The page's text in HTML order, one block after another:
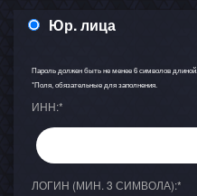
Юр. лица
Пароль должен быть не менее 6 символов длиной.
*Поля, обязательные для заполнения.
ИНН:*
ЛОГИН (МИН. 3 СИМВОЛА):*